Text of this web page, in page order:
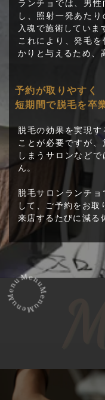
ランチョでは、男
し、照射一発あた
入魂で施術していま
これにより、発毛
かりと与えるため、
予約が取りやすく
短期間で脱毛を卒
脱毛の効果を実現
ことが必要ですが
しまうサロンなど
ん。
脱毛サロンランチ
して、ご予約をお取
来店するたびに減る